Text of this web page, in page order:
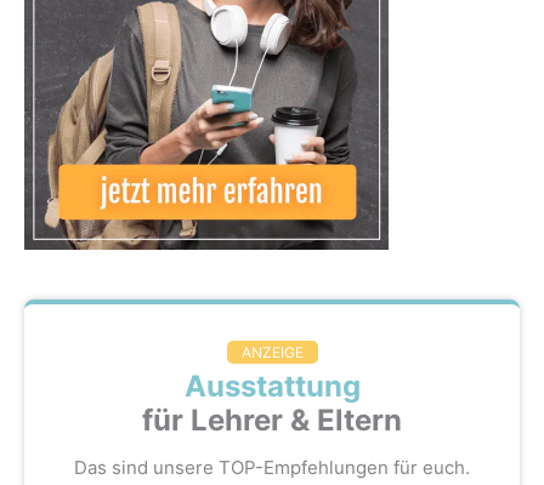
ANZEIGE
Ausstattung
für Lehrer & Eltern
Das sind unsere TOP-Empfehlungen für euch.